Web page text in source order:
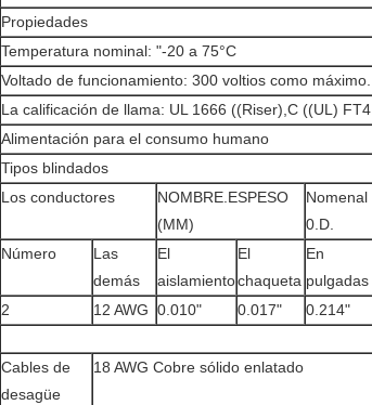
Propiedades
Temperatura nominal: "-20 a 75°C
Voltado de funcionamiento: 300 voltios como máximo.
La calificación de llama: UL 1666 ((Riser),C ((UL) FT4
Alimentación para el consumo humano
Tipos blindados
Los conductores
NOMBRE.ESPESO
(MM)
Nomenal
0.D.
Número
Las
demás
El
aislamiento
El
chaqueta
En
pulgadas
2
12 AWG 0.010" 0.017" 0.214"
Cables de
desagüe
18 AWG Cobre sólido enlatado